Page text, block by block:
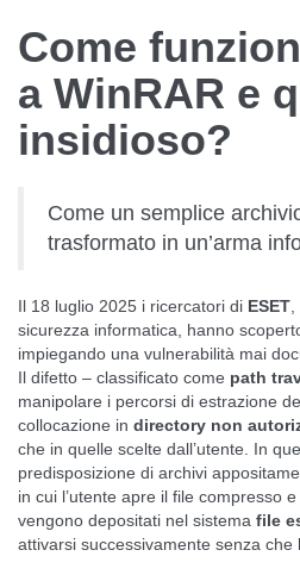
Come
a WinRAR e
insidioso?
Come un semplice
trasformato in un’arma
Il 18 luglio 2025 i ricercatori di ESET
sicurezza informatica, hanno
impiegando una vulnerabilità mai
Il difetto – classificato come path
manipolare i percorsi di estrazione
collocazione in directory non
che in quelle scelte dall’utente. In
predisposizione di archivi
in cui l’utente apre il file compresso
vengono depositati nel sistema file
attivarsi successivamente senza che